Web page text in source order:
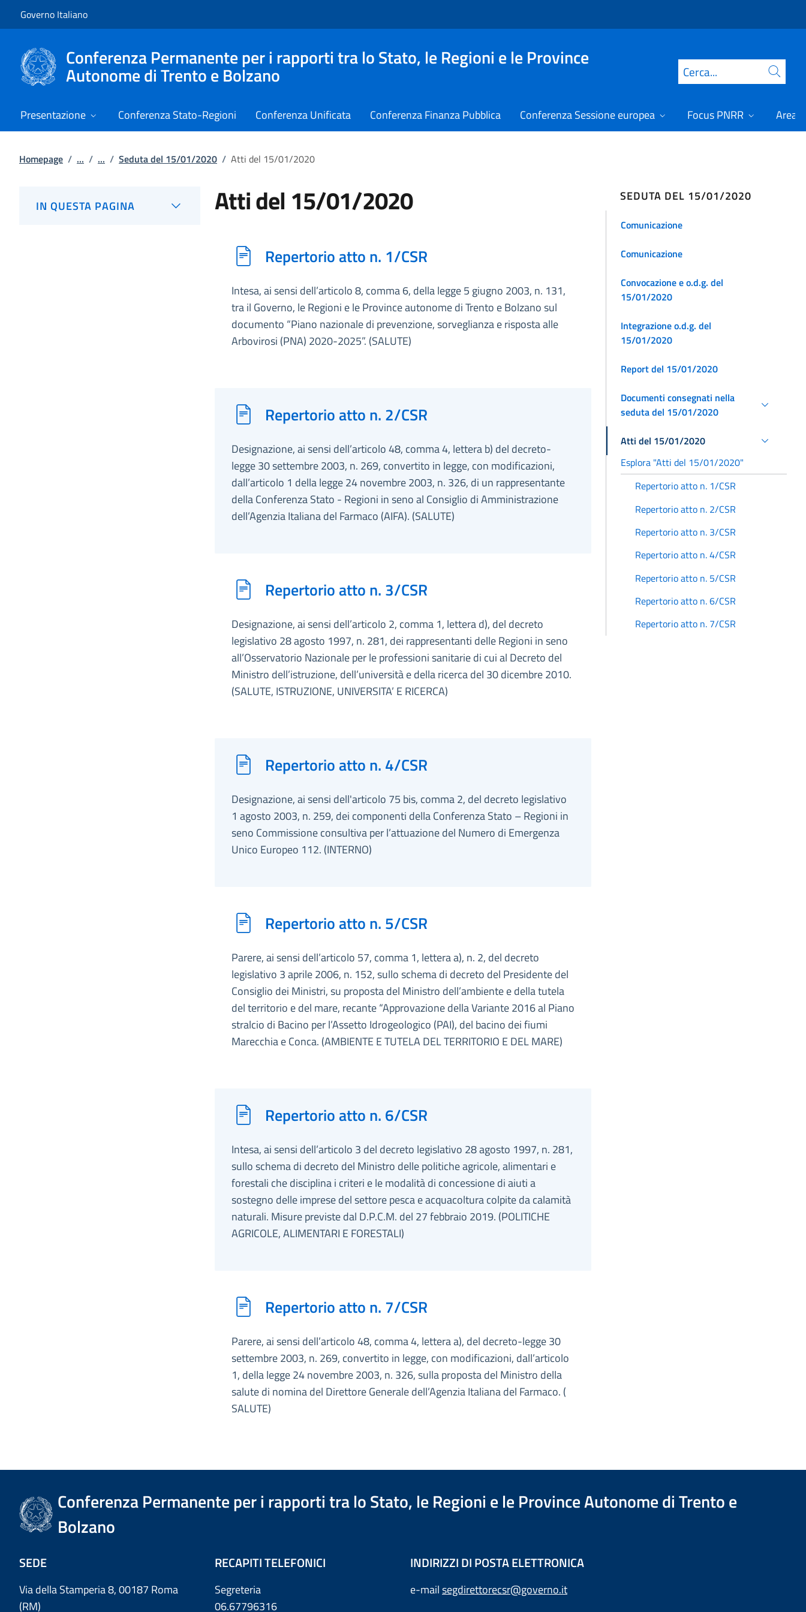
Governo Italiano
Conferenza Permanente per i rapporti tra lo Stato, le Regioni e le Province
Autonome di Trento e Bolzano Cerca
Presentazione Conferenza Stato-Regioni Conferenza Unificata Conferenza Finanza Pubblica Conferenza Sessione europea Focus PNRR Area
Homepage / ... / ... / Seduta del 15/01/2020 / Atti del 15/01/2020
IN QUESTA PAGINA Atti del 15/01/2020
Repertorio atto n. 1/CSR
Intesa, ai sensi dell’articolo 8, comma 6, della legge 5 giugno 2003, n. 131,
tra il Governo, le Regioni e le Province autonome di Trento e Bolzano sul
documento “Piano nazionale di prevenzione, sorveglianza e risposta alle
Arbovirosi (PNA) 2020-2025”. (SALUTE)
Repertorio atto n. 2/CSR
Designazione, ai sensi dell’articolo 48, comma 4, lettera b) del decreto-
legge 30 settembre 2003, n. 269, convertito in legge, con modificazioni,
dall’articolo 1 della legge 24 novembre 2003, n. 326, di un rappresentante
della Conferenza Stato - Regioni in seno al Consiglio di Amministrazione
dell’Agenzia Italiana del Farmaco (AIFA). (SALUTE)
Repertorio atto n. 3/CSR
Designazione, ai sensi dell’articolo 2, comma 1, lettera d), del decreto
legislativo 28 agosto 1997, n. 281, dei rappresentanti delle Regioni in seno
all’Osservatorio Nazionale per le professioni sanitarie di cui al Decreto del
Ministro dell’istruzione, dell’università e della ricerca del 30 dicembre 2010.
(SALUTE, ISTRUZIONE, UNIVERSITA’ E RICERCA)
Repertorio atto n. 4/CSR
Designazione, ai sensi dell'articolo 75 bis, comma 2, del decreto legislativo
1 agosto 2003, n. 259, dei componenti della Conferenza Stato – Regioni in
seno Commissione consultiva per l’attuazione del Numero di Emergenza
Unico Europeo 112. (INTERNO)
Repertorio atto n. 5/CSR
Parere, ai sensi dell’articolo 57, comma 1, lettera a), n. 2, del decreto
legislativo 3 aprile 2006, n. 152, sullo schema di decreto del Presidente del
Consiglio dei Ministri, su proposta del Ministro dell’ambiente e della tutela
del territorio e del mare, recante “Approvazione della Variante 2016 al Piano
stralcio di Bacino per l’Assetto Idrogeologico (PAI), del bacino dei fiumi
Marecchia e Conca. (AMBIENTE E TUTELA DEL TERRITORIO E DEL MARE)
Repertorio atto n. 6/CSR
Intesa, ai sensi dell’articolo 3 del decreto legislativo 28 agosto 1997, n. 281,
sullo schema di decreto del Ministro delle politiche agricole, alimentari e
forestali che disciplina i criteri e le modalità di concessione di aiuti a
sostegno delle imprese del settore pesca e acquacoltura colpite da calamità
naturali. Misure previste dal D.P.C.M. del 27 febbraio 2019. (POLITICHE
AGRICOLE, ALIMENTARI E FORESTALI)
Repertorio atto n. 7/CSR
Parere, ai sensi dell’articolo 48, comma 4, lettera a), del decreto-legge 30
settembre 2003, n. 269, convertito in legge, con modificazioni, dall’articolo
1, della legge 24 novembre 2003, n. 326, sulla proposta del Ministro della
salute di nomina del Direttore Generale dell’Agenzia Italiana del Farmaco. (
SALUTE)
SEDUTA DEL 15/01/2020
Comunicazione
Comunicazione
Convocazione e o.d.g. del
15/01/2020
Integrazione o.d.g. del
15/01/2020
Report del 15/01/2020
Documenti consegnati nella
seduta del 15/01/2020
Atti del 15/01/2020
Esplora "Atti del 15/01/2020"
Repertorio atto n. 1/CSR
Repertorio atto n. 2/CSR
Repertorio atto n. 3/CSR
Repertorio atto n. 4/CSR
Repertorio atto n. 5/CSR
Repertorio atto n. 6/CSR
Repertorio atto n. 7/CSR
Conferenza Permanente per i rapporti tra lo Stato, le Regioni e le Province Autonome di Trento e
Bolzano
SEDE
Via della Stamperia 8, 00187 Roma
(RM)
RECAPITI TELEFONICI
Segreteria
06.67796316
INDIRIZZI DI POSTA ELETTRONICA
e-mailsegdirettorecsr@governo.it